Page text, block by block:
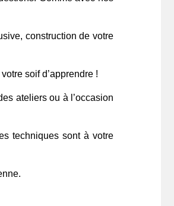
construction de votre
soif d’apprendre !
ateliers ou à l’occasion
techniques sont à votre